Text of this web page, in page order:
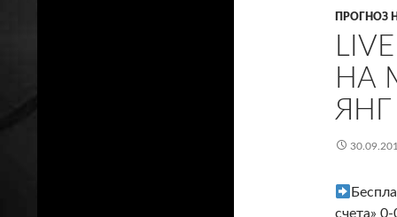
ПРОГНОЗ
НА
счета»